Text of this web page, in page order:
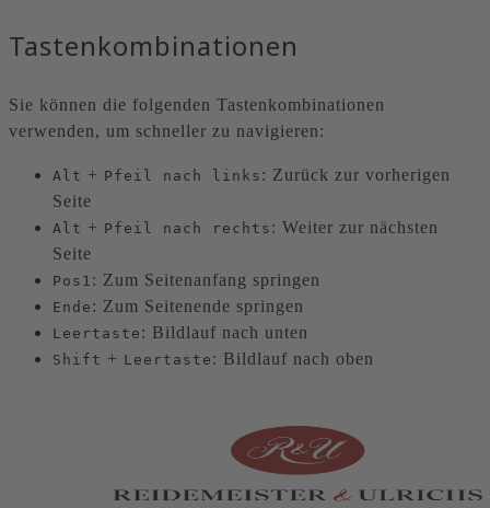
Tastenkombinationen
Sie können die folgenden Tastenkombinationen
verwenden, um schneller zu navigieren:
Alt + Pfeil nach links : Zurück zur vorherigen
Seite
Alt + Pfeil nach rechts : Weiter zur nächsten
Seite
Pos1 : Zum Seitenanfang springen
Ende : Zum Seitenende springen
Leertaste : Bildlauf nach unten
Shift + Leertaste : Bildlauf nach oben